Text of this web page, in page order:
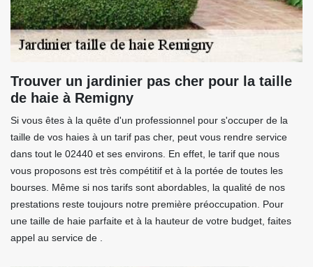
Trouver un jardinier pas cher pour la taille
de haie à Remigny
Si vous êtes à la quête d'un professionnel pour s'occuper de la
taille de vos haies à un tarif pas cher, peut vous rendre service
dans tout le 02440 et ses environs. En effet, le tarif que nous
vous proposons est très compétitif et à la portée de toutes les
bourses. Même si nos tarifs sont abordables, la qualité de nos
prestations reste toujours notre première préoccupation. Pour
une taille de haie parfaite et à la hauteur de votre budget, faites
appel au service de .